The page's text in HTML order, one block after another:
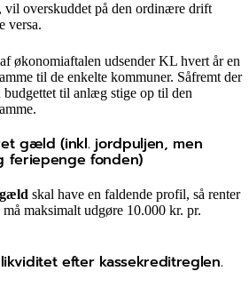
vil overskuddet på den ordinære drift
versa.
økonomiaftalen udsender KL hvert år en
til de enkelte kommuner. Såfremt der
til anlæg stige op til den
gæld (inkl. jordpuljen, men
feriepenge fonden)
skal have en faldende profil, så renter
maksimalt udgøre 10.000 kr. pr.
efter kassekreditreglen.